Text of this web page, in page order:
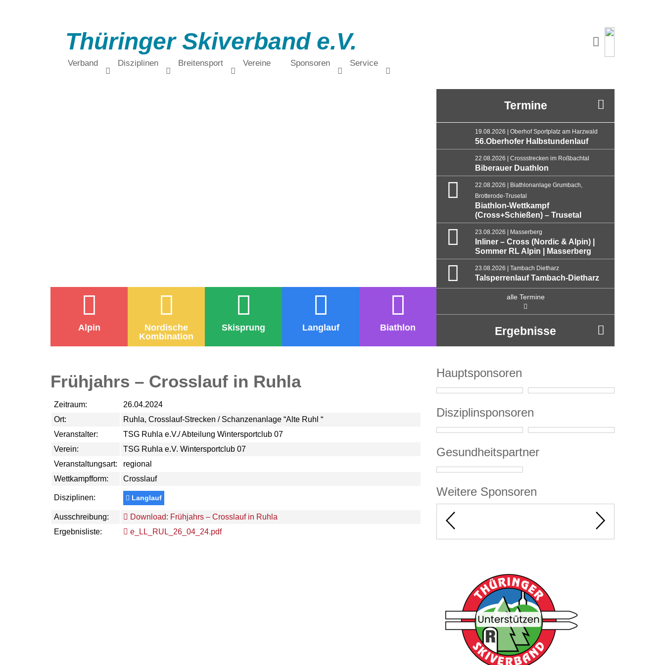
Thüringer Skiverband e.V.
Verband Disziplinen Breitensport Vereine Sponsoren Service
Alpin
Nordische
Kombination
Skisprung Langlauf Biathlon
Termine
19.08.2026 | Oberhof Sportplatz am Harzwald
56.Oberhofer Halbstundenlauf
22.08.2026 | Crossstrecken im Roßbachtal
Biberauer Duathlon
22.08.2026 | Biathlonanlage Grumbach,
Brotterode-Trusetal
Biathlon-Wettkampf
(Cross+Schießen) – Trusetal
23.08.2026 | Masserberg
Inliner – Cross (Nordic & Alpin) |
Sommer RL Alpin | Masserberg
23.08.2026 | Tambach Dietharz
Talsperrenlauf Tambach-Dietharz
alle Termine
Ergebnisse
Frühjahrs – Crosslauf in Ruhla
Zeitraum:
26.04.2024
Ort:
Ruhla, Crosslauf-Strecken / Schanzenanlage “Alte Ruhl “
Veranstalter:
TSG Ruhla e.V./ Abteilung Wintersportclub 07
Verein:
TSG Ruhla e.V. Wintersportclub 07
Veranstaltungsart:
regional
Wettkampfform:
Crosslauf
Disziplinen: Langlauf
Ausschreibung:
Download: Frühjahrs – Crosslauf in Ruhla
Ergebnisliste:
e_LL_RUL_26_04_24.pdf
Hauptsponsoren
Disziplinsponsoren
Gesundheitspartner
Weitere Sponsoren